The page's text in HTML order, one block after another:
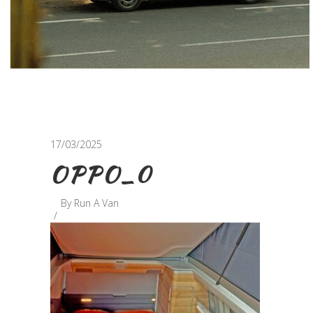
17/03/2025
OPPO_0
By Run A Van
Retrouvez-nous